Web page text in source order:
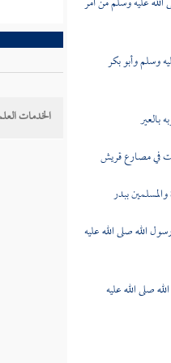
وسلم وأبو بكر
بالعير
في مصارع قريش
ببدر
الله صلى الله عليه
صلى الله عليه
الخدمات